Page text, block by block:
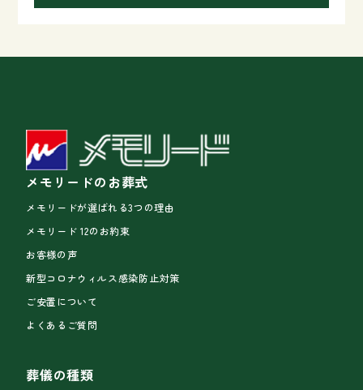
メモリードのお葬式
メモリードが選ばれる3つの理由
メモリード 12のお約束
お客様の声
新型コロナウィルス感染防止対策
ご安置について
よくあるご質問
葬儀の種類